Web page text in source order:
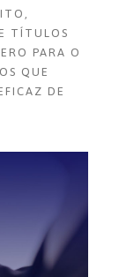
TÍTULOS
PARA O
QUE
DE